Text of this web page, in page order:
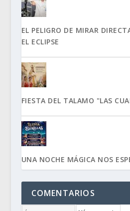
EL PELIGRO DE MIRAR
EL ECLIPSE
FIESTA DEL TALAMO "LAS
UNA NOCHE MÁGICA NOS
COMENTARIOS